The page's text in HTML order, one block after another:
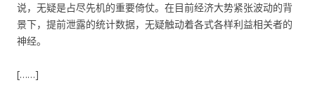
说，无疑是占尽先机的重要倚仗。在目前经济大势紧张波动的背
景下，提前泄露的统计数据，无疑触动着各式各样利益相关者的
神经。
[……]